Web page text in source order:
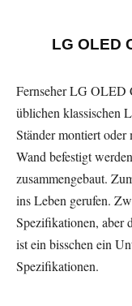
LG OLED
Fernseher LG OLED
üblichen klassischen
Ständer montiert
Wand befestigt
zusammengebaut.
ins Leben gerufen.
Spezifikationen, aber
ist ein bisschen ein
Spezifikationen.